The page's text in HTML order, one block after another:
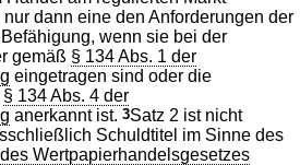
dann eine den Anforderungen der
wenn sie bei der
gemäß § 134 Abs. 1 der
eingetragen sind oder die
§ 134 Abs. 4 der
anerkannt ist.3Satz 2 ist nicht
Schuldtitel im Sinne des
Wertpapierhandelsgesetzes